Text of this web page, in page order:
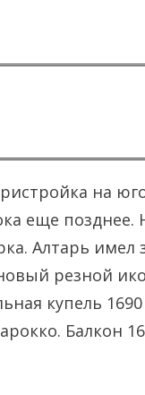
на
еще позднее.
Алтарь имел
резной
купель 1690
Балкон